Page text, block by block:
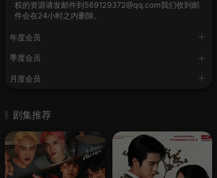
权的资源请发邮件到569129372@qq.com我们收到邮
件会在24小时之内删除。
年度会员
季度会员
月度会员
剧集推荐